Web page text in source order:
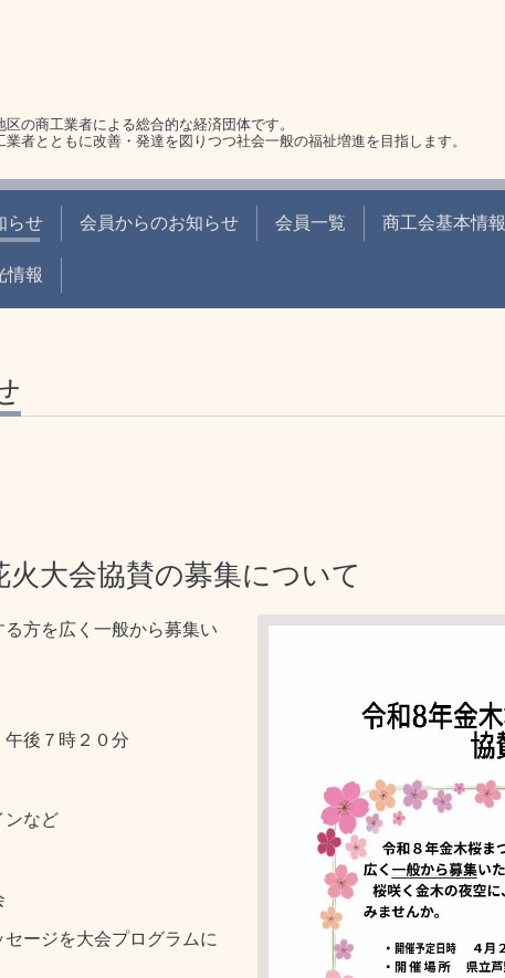
の商工業者による総合的な経済団体です。
者とともに改善・発達を図りつつ社会一般の福祉増進を目指します。
らせ 会員からのお知らせ 会員一覧 商工会基本情報
情報
大会協賛の募集について
方を広く一般から募集い
後７時２０分
ンなど
ージを大会プログラムに